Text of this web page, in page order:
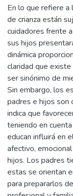
En lo que refiere
de crianza están
cuidadores frente
sus hijos
dinámica
claridad que
ser sinónimo de
Sin embargo, los
padres e hijos son
indica que
teniendo en
educan influirá en
afectivo,
hijos. Los padres
estas se orientan
para prepararlos